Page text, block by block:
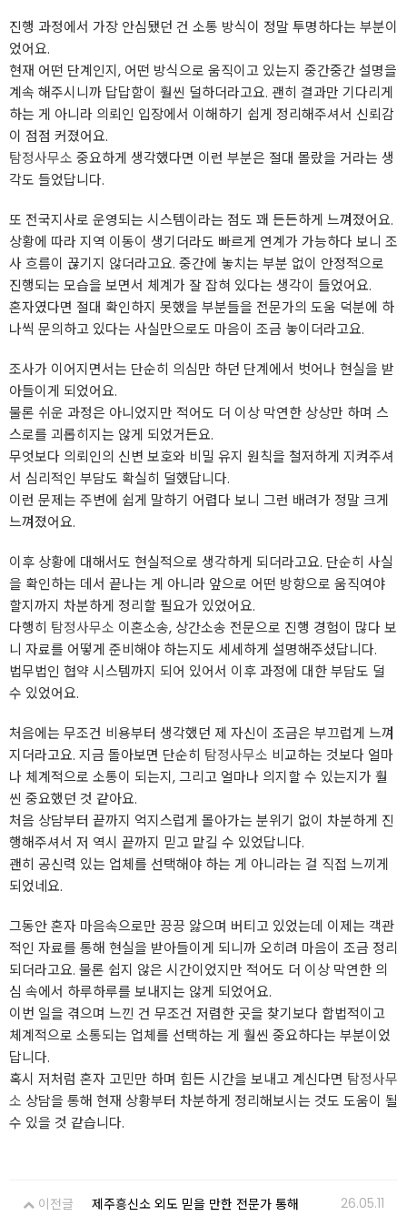
진행 과정에서 가장 안심됐던 건 소통 방식이 정말 투명하다는 부분이
었어요.
현재 어떤 단계인지, 어떤 방식으로 움직이고 있는지 중간중간 설명을
계속 해주시니까 답답함이 훨씬 덜하더라고요. 괜히 결과만 기다리게
하는 게 아니라 의뢰인 입장에서 이해하기 쉽게 정리해주셔서 신뢰감
이 점점 커졌어요.
탐정사무소 중요하게 생각했다면 이런 부분은 절대 몰랐을 거라는 생
각도 들었답니다.
또 전국지사로 운영되는 시스템이라는 점도 꽤 든든하게 느껴졌어요.
상황에 따라 지역 이동이 생기더라도 빠르게 연계가 가능하다 보니 조
사 흐름이 끊기지 않더라고요. 중간에 놓치는 부분 없이 안정적으로
진행되는 모습을 보면서 체계가 잘 잡혀 있다는 생각이 들었어요.
혼자였다면 절대 확인하지 못했을 부분들을 전문가의 도움 덕분에 하
나씩 문의하고 있다는 사실만으로도 마음이 조금 놓이더라고요.
조사가 이어지면서는 단순히 의심만 하던 단계에서 벗어나 현실을 받
아들이게 되었어요.
물론 쉬운 과정은 아니었지만 적어도 더 이상 막연한 상상만 하며 스
스로를 괴롭히지는 않게 되었거든요.
무엇보다 의뢰인의 신변 보호와 비밀 유지 원칙을 철저하게 지켜주셔
서 심리적인 부담도 확실히 덜했답니다.
이런 문제는 주변에 쉽게 말하기 어렵다 보니 그런 배려가 정말 크게
느껴졌어요.
이후 상황에 대해서도 현실적으로 생각하게 되더라고요. 단순히 사실
을 확인하는 데서 끝나는 게 아니라 앞으로 어떤 방향으로 움직여야
할지까지 차분하게 정리할 필요가 있었어요.
다행히 탐정사무소 이혼소송, 상간소송 전문으로 진행 경험이 많다 보
니 자료를 어떻게 준비해야 하는지도 세세하게 설명해주셨답니다.
법무법인 협약 시스템까지 되어 있어서 이후 과정에 대한 부담도 덜
수 있었어요.
처음에는 무조건 비용부터 생각했던 제 자신이 조금은 부끄럽게 느껴
지더라고요. 지금 돌아보면 단순히 탐정사무소 비교하는 것보다 얼마
나 체계적으로 소통이 되는지, 그리고 얼마나 의지할 수 있는지가 훨
씬 중요했던 것 같아요.
처음 상담부터 끝까지 억지스럽게 몰아가는 분위기 없이 차분하게 진
행해주셔서 저 역시 끝까지 믿고 맡길 수 있었답니다.
괜히 공신력 있는 업체를 선택해야 하는 게 아니라는 걸 직접 느끼게
되었네요.
그동안 혼자 마음속으로만 끙끙 앓으며 버티고 있었는데 이제는 객관
적인 자료를 통해 현실을 받아들이게 되니까 오히려 마음이 조금 정리
되더라고요. 물론 쉽지 않은 시간이었지만 적어도 더 이상 막연한 의
심 속에서 하루하루를 보내지는 않게 되었어요.
이번 일을 겪으며 느낀 건 무조건 저렴한 곳을 찾기보다 합법적이고
체계적으로 소통되는 업체를 선택하는 게 훨씬 중요하다는 부분이었
답니다.
혹시 저처럼 혼자 고민만 하며 힘든 시간을 보내고 계신다면 탐정사무
소 상담을 통해 현재 상황부터 차분하게 정리해보시는 것도 도움이 될
수 있을 것 같습니다.
이전글 제주흥신소 외도 믿을 만한 전문가 통해 26.05.11